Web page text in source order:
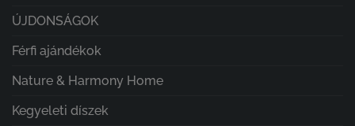
ÚJDONSÁGOK
Férfi ajándékok
Nature & Harmony Home
Kegyeleti díszek